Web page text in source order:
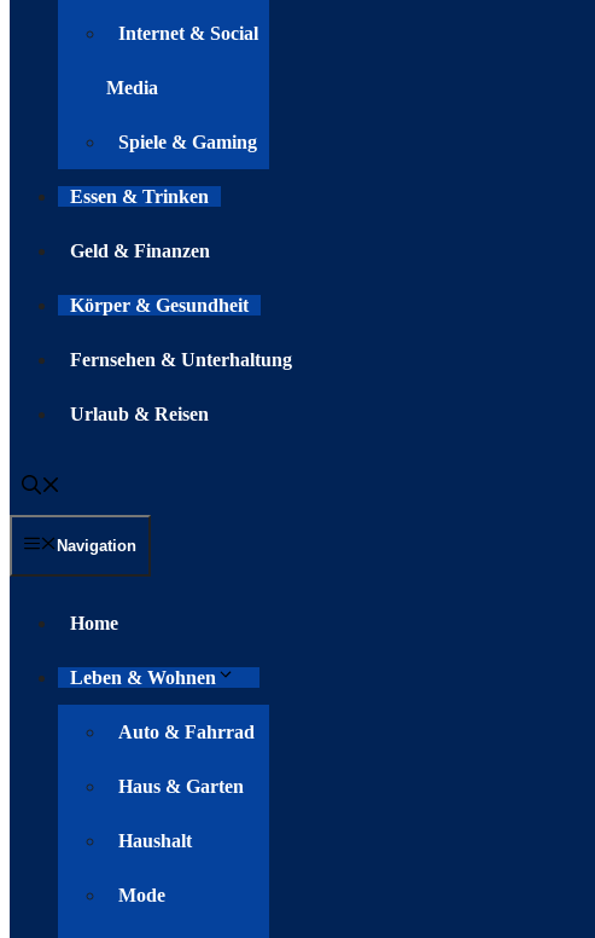
Internet & Social
Media
Spiele & Gaming
Essen & Trinken
Geld & Finanzen
Körper & Gesundheit
Fernsehen & Unterhaltung
Urlaub & Reisen
Navigation
Home
Leben & Wohnen
Auto & Fahrrad
Haus & Garten
Haushalt
Mode